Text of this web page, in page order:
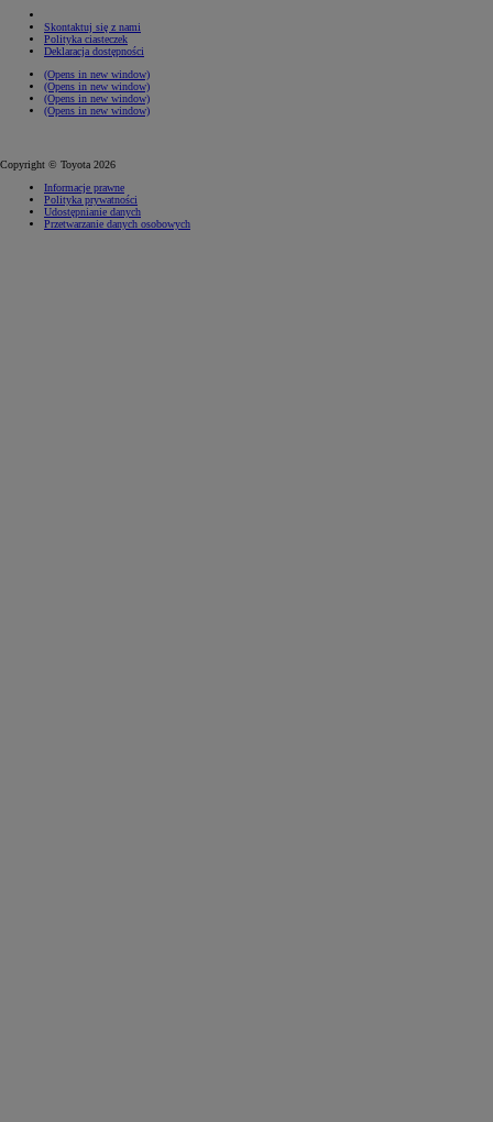
Skontaktuj się z nami
Polityka ciasteczek
Deklaracja dostępności
(Opens in new window)
(Opens in new window)
(Opens in new window)
(Opens in new window)
Copyright © Toyota 2026
Informacje prawne
Polityka prywatności
Udostępnianie danych
Przetwarzanie danych osobowych